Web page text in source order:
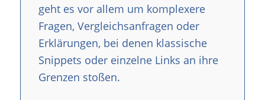
geht es vor allem um komplexere
Fragen, Vergleichsanfragen oder
Erklärungen, bei denen klassische
Snippets oder einzelne Links an ihre
Grenzen stoßen.